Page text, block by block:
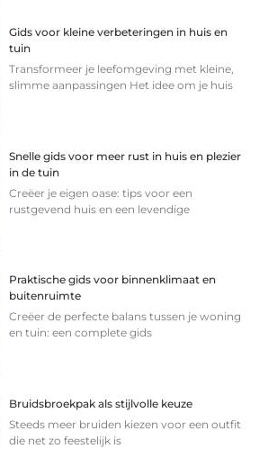
Gids voor kleine verbeteringen in huis en
tuin
Transformeer je leefomgeving met kleine,
slimme aanpassingen Het idee om je huis
Snelle gids voor meer rust in huis en plezier
in de tuin
Creëer je eigen oase: tips voor een
rustgevend huis en een levendige
Praktische gids voor binnenklimaat en
buitenruimte
Creëer de perfecte balans tussen je woning
en tuin: een complete gids
Bruidsbroekpak als stijlvolle keuze
Steeds meer bruiden kiezen voor een outfit
die net zo feestelijk is